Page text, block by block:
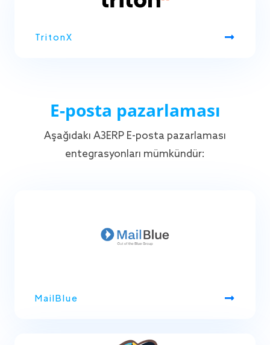
TritonX
E-posta pazarlaması
Aşağıdaki A3ERP E-posta pazarlaması
entegrasyonları mümkündür:
MailBlue